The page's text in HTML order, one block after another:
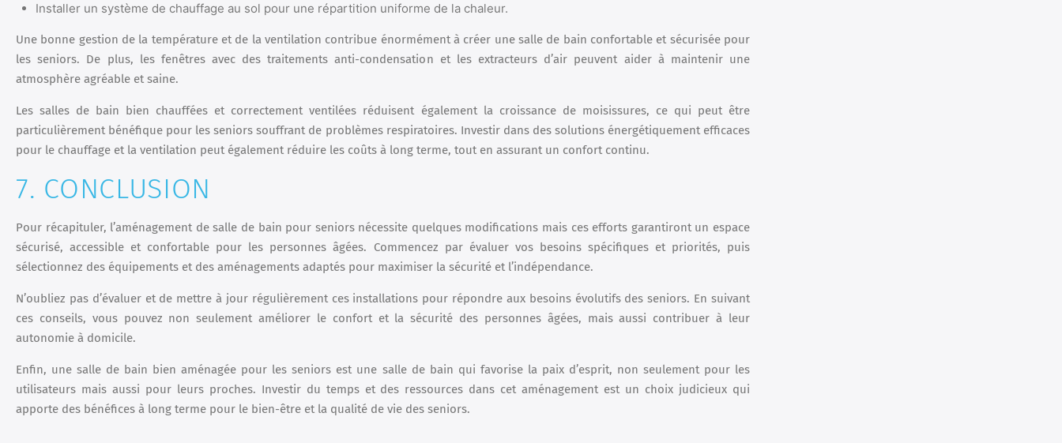
Installer un système de chauffage au sol pour une répartition uniforme de la chaleur.
Une bonne gestion de la température et de la ventilation contribue énormément à créer une salle de bain confortable et sécurisée pour
les seniors. De plus, les fenêtres avec des traitements anti-condensation et les extracteurs d’air peuvent aider à maintenir une
atmosphère agréable et saine.
Les salles de bain bien chauffées et correctement ventilées réduisent également la croissance de moisissures, ce qui peut être
particulièrement bénéfique pour les seniors souffrant de problèmes respiratoires. Investir dans des solutions énergétiquement efficaces
pour le chauffage et la ventilation peut également réduire les coûts à long terme, tout en assurant un confort continu.
7. CONCLUSION
Pour récapituler, l’aménagement de salle de bain pour seniors nécessite quelques modifications mais ces efforts garantiront un espace
sécurisé, accessible et confortable pour les personnes âgées. Commencez par évaluer vos besoins spécifiques et priorités, puis
sélectionnez des équipements et des aménagements adaptés pour maximiser la sécurité et l’indépendance.
N’oubliez pas d’évaluer et de mettre à jour régulièrement ces installations pour répondre aux besoins évolutifs des seniors. En suivant
ces conseils, vous pouvez non seulement améliorer le confort et la sécurité des personnes âgées, mais aussi contribuer à leur
autonomie à domicile.
Enfin, une salle de bain bien aménagée pour les seniors est une salle de bain qui favorise la paix d’esprit, non seulement pour les
utilisateurs mais aussi pour leurs proches. Investir du temps et des ressources dans cet aménagement est un choix judicieux qui
apporte des bénéfices à long terme pour le bien-être et la qualité de vie des seniors.